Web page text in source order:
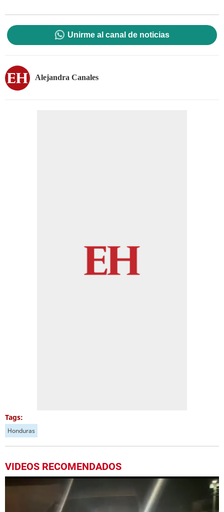
Unirme al canal de noticias
Alejandra Canales
Tags:
Honduras
VIDEOS RECOMENDADOS